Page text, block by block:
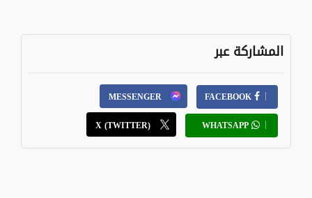
المشاركة عبر
FACEBOOK
MESSENGER
WHATSAPP
X (TWITTER)